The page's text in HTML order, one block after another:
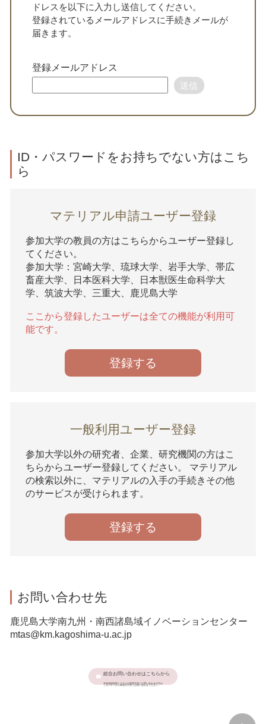
ドレスを以下に入力し送信してください。
登録されているメールアドレスに手続きメールが
届きます。
登録メールアドレス
送信
ID・パスワードをお持ちでない方はこち
ら
マテリアル申請ユーザー登録
参加大学の教員の方はこちらからユーザー登録し
てください。
参加大学：宮崎大学、琉球大学、岩手大学、帯広
畜産大学、日本医科大学、日本獣医生命科学大
学、筑波大学、三重大、鹿児島大学
ここから登録したユーザーは全ての機能が利用可
能です。
登録する
一般利用ユーザー登録
参加大学以外の研究者、企業、研究機関の方はこ
ちらからユーザー登録してください。 マテリアル
の検索以外に、マテリアルの入手の手続きその他
のサービスが受けられます。
登録する
お問い合わせ先
鹿児島大学南九州・南西諸島域イノベーションセンター
mtas@km.kagoshima-u.ac.jp
総合お問い合わせはこちらから
本有体物管理システムの利用大学にお問い合わせの方は
このバナーから希望の大学にお問い合わせください。